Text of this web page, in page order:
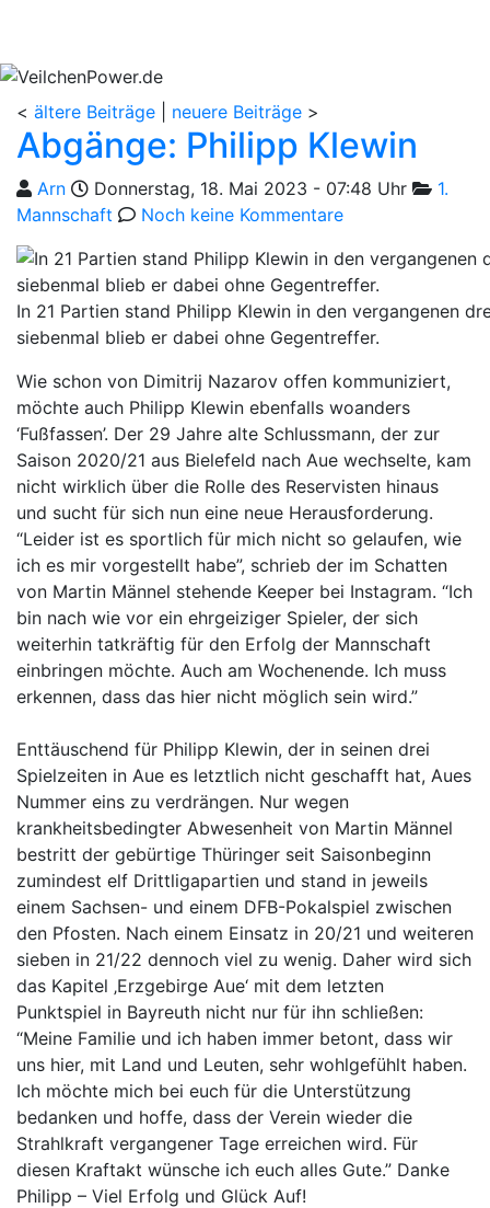
< ältere Beiträge neuere Beiträge >
Abgänge: Philipp Klewin
Geschrieben von
Arn am Donnerstag, 18. Mai 2023 - 07:48 Uhr
1.
Mannschaft
Noch keine Kommentare
In 21 Partien stand Philipp Klewin in den vergangenen
siebenmal blieb er dabei ohne Gegentreffer.
Wie schon von Dimitrij Nazarov offen kommuniziert,
möchte auch Philipp Klewin ebenfalls woanders
‘Fußfassen’. Der 29 Jahre alte Schlussmann, der zur
Saison 2020/21 aus Bielefeld nach Aue wechselte, kam
nicht wirklich über die Rolle des Reservisten hinaus
und sucht für sich nun eine neue Herausforderung.
“Leider ist es sportlich für mich nicht so gelaufen, wie
ich es mir vorgestellt habe”, schrieb der im Schatten
von Martin Männel stehende Keeper bei Instagram. “Ich
bin nach wie vor ein ehrgeiziger Spieler, der sich
weiterhin tatkräftig für den Erfolg der Mannschaft
einbringen möchte. Auch am Wochenende. Ich muss
erkennen, dass das hier nicht möglich sein wird.”
Enttäuschend für Philipp Klewin, der in seinen drei
Spielzeiten in Aue es letztlich nicht geschafft hat, Aues
Nummer eins zu verdrängen. Nur wegen
krankheitsbedingter Abwesenheit von Martin Männel
bestritt der gebürtige Thüringer seit Saisonbeginn
zumindest elf Drittligapartien und stand in jeweils
einem Sachsen- und einem DFB-Pokalspiel zwischen
den Pfosten. Nach einem Einsatz in 20/21 und weiteren
sieben in 21/22 dennoch viel zu wenig. Daher wird sich
das Kapitel ‚Erzgebirge Aue‘ mit dem letzten
Punktspiel in Bayreuth nicht nur für ihn schließen:
“Meine Familie und ich haben immer betont, dass wir
uns hier, mit Land und Leuten, sehr wohlgefühlt haben.
Ich möchte mich bei euch für die Unterstützung
bedanken und hoffe, dass der Verein wieder die
Strahlkraft vergangener Tage erreichen wird. Für
diesen Kraftakt wünsche ich euch alles Gute.” Danke
Philipp – Viel Erfolg und Glück Auf!